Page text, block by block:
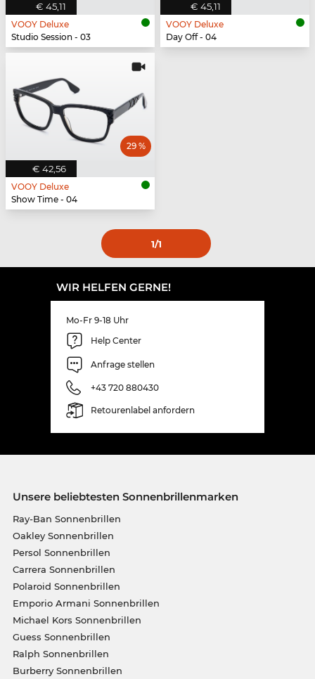
€ 45,11
VOOY Deluxe
Studio Session - 03
€ 45,11
VOOY Deluxe
Day Off - 04
€ 42,56
29 %
VOOY Deluxe
Show Time - 04
1/1
WIR HELFEN GERNE!
Mo-Fr 9-18 Uhr
Help Center
Anfrage stellen
+43 720 880430
Retourenlabel anfordern
Unsere beliebtesten Sonnenbrillenmarken
Ray-Ban Sonnenbrillen
Oakley Sonnenbrillen
Persol Sonnenbrillen
Carrera Sonnenbrillen
Polaroid Sonnenbrillen
Emporio Armani Sonnenbrillen
Michael Kors Sonnenbrillen
Guess Sonnenbrillen
Ralph Sonnenbrillen
Burberry Sonnenbrillen